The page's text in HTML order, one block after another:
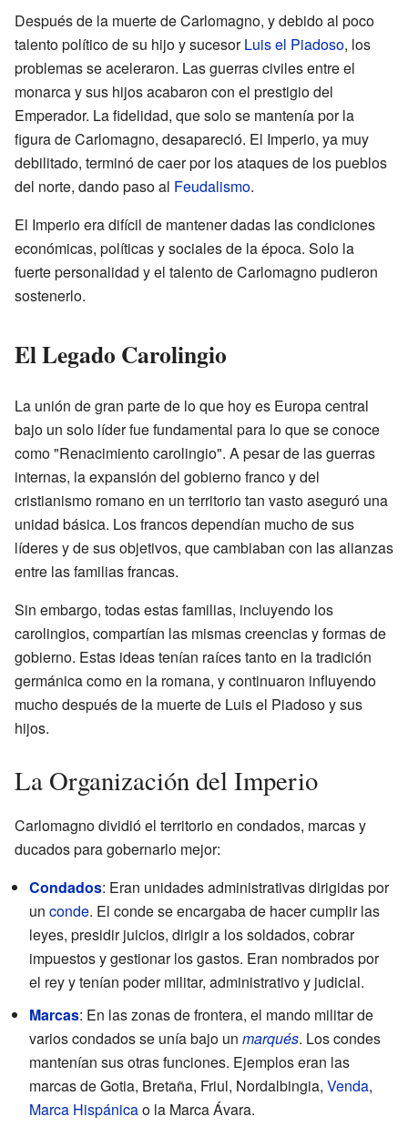
Después de la muerte de Carlomagno, y debido al poco
talento político de su hijo y sucesorLuis el Piadoso, los
problemas se aceleraron. Las guerras civiles entre el
monarca y sus hijos acabaron con el prestigio del
Emperador. La fidelidad, que solo se mantenía por la
figura de Carlomagno, desapareció. El Imperio, ya muy
debilitado, terminó de caer por los ataques de los pueblos
del norte, dando paso al Feudalismo.
El Imperio era difícil de mantener dadas las condiciones
económicas, políticas y sociales de la época. Solo la
fuerte personalidad y el talento de Carlomagno pudieron
sostenerlo.
El Legado Carolingio
La unión de gran parte de lo que hoy es Europa central
bajo un solo líder fue fundamental para lo que se conoce
como "Renacimiento carolingio". A pesar de las guerras
internas, la expansión del gobierno franco y del
cristianismo romano en un territorio tan vasto aseguró una
unidad básica. Los francos dependían mucho de sus
líderes y de sus objetivos, que cambiaban con las alianzas
entre las familias francas.
Sin embargo, todas estas familias, incluyendo los
carolingios, compartían las mismas creencias y formas de
gobierno. Estas ideas tenían raíces tanto en la tradición
germánica como en la romana, y continuaron influyendo
mucho después de la muerte de Luis el Piadoso y sus
hijos.
La Organización del Imperio
Carlomagno dividió el territorio en condados, marcas y
ducados para gobernarlo mejor:
Condados: Eran unidades administrativas dirigidas por
un conde. El conde se encargaba de hacer cumplir las
leyes, presidir juicios, dirigir a los soldados, cobrar
impuestos y gestionar los gastos. Eran nombrados por
el rey y tenían poder militar, administrativo y judicial.
Marcas: En las zonas de frontera, el mando militar de
varios condados se unía bajo un marqués. Los condes
mantenían sus otras funciones. Ejemplos eran las
marcas de Gotia, Bretaña, Friul, Nordalbingia, Venda,
Marca Hispánicao la Marca Ávara.